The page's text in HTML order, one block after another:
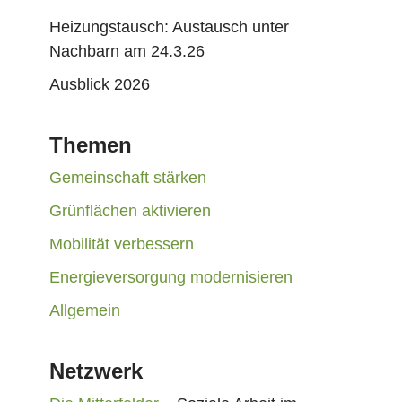
Heizungstausch: Austausch unter
Nachbarn am 24.3.26
Ausblick 2026
Themen
Gemeinschaft stärken
Grünflächen aktivieren
Mobilität verbessern
Energieversorgung modernisieren
Allgemein
Netzwerk